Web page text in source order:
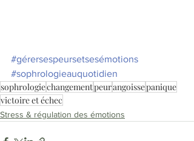
#gérersespeursetsesémotions
#sophrologieauquotidien
sophrologiechangementpeurangoissepanique
victoire et échec
Stress & régulation des émotions